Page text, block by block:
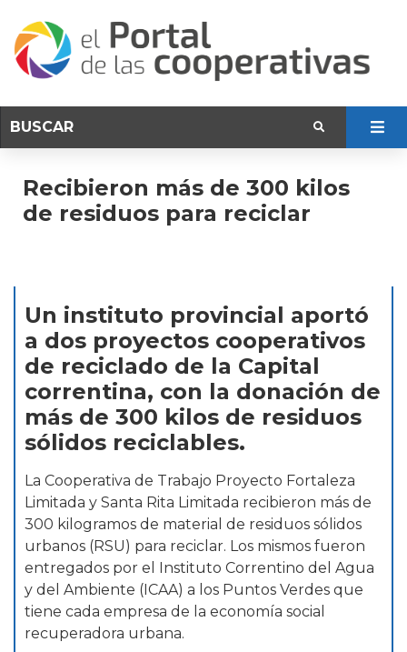
Recibieron más de 300 kilos
de residuos para reciclar
Un instituto provincial aportó
a dos proyectos cooperativos
de reciclado de la Capital
correntina, con la donación de
más de 300 kilos de residuos
sólidos reciclables.
La Cooperativa de Trabajo Proyecto Fortaleza
Limitada y Santa Rita Limitada recibieron más de
300 kilogramos de material de residuos sólidos
urbanos (RSU) para reciclar. Los mismos fueron
entregados por el Instituto Correntino del Agua
y del Ambiente (ICAA) a los Puntos Verdes que
tiene cada empresa de la economía social
recuperadora urbana.